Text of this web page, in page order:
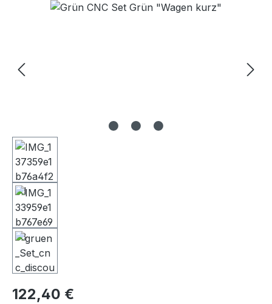
Bildergalerie überspringen
Regulärer Preis:
122,40 €